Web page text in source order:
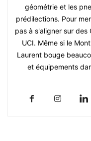
géométrie et les
prédilections. Pour
pas à s'aligner sur des
UCI. Même si le
Laurent bouge
et équipements